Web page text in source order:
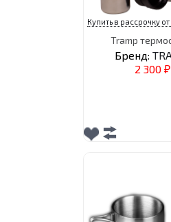
Купить в рассрочку
Tramp
Бренд:
2 300 ₽